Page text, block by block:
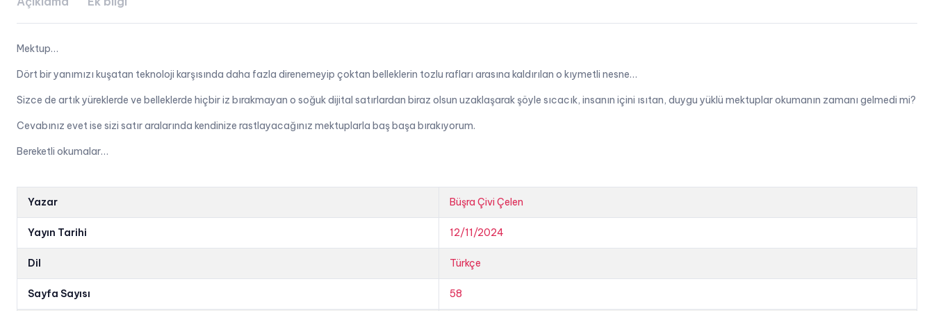
Mektup…
Dört bir yanımızı kuşatan teknoloji karşısında daha fazla direnemeyip çoktan belleklerin tozlu rafları arasına kaldırılan o kıymetli nesne…
Sizce de artık yüreklerde ve belleklerde hiçbir iz bırakmayan o soğuk dijital satırlardan biraz olsun uzaklaşarak şöyle sıcacık, insanın içini ısıtan, duygu yüklü mektuplar okumanın zamanı gelmedi mi?
Cevabınız evet ise sizi satır aralarında kendinize rastlayacağınız mektuplarla baş başa bırakıyorum.
Bereketli okumalar…
Yazar Büşra Çivi Çelen
Yayın Tarihi 12/11/2024
Dil Türkçe
Sayfa Sayısı 58